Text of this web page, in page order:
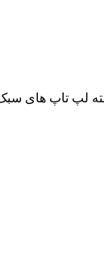
همچنان در دسته لپ